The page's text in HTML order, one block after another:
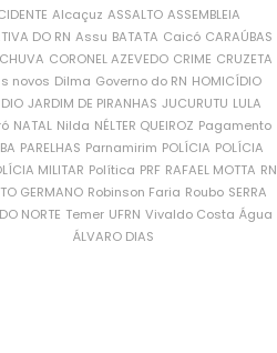
Alcaçuz ASSALTO ASSEMBLEIA
DO RN Assu BATATA Caicó CARAÚBAS
CORONEL AZEVEDO CRIME CRUZETA
novos Dilma Governo do RN HOMICÍDIO
JARDIM DE PIRANHAS JUCURUTU LULA
NATAL Nilda NÉLTER QUEIROZ Pagamento
PARELHAS Parnamirim POLÍCIA POLÍCIA
MILITAR Política PRF RAFAEL MOTTA RN
GERMANO Robinson Faria Roubo SERRA
NORTE Temer UFRN Vivaldo Costa Água
ÁLVARO DIAS